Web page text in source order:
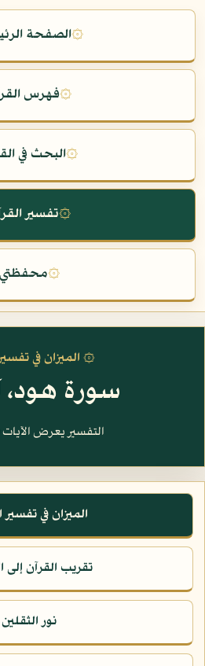
۞الصفحة
۞فهرس
۞البحث في
۞تفسير
۞محفظتي
۞ الميزان في
سورة هود،
التفسير يعرض الآيات ٢٥ إلى ٣٥
الميزان في تفسير
تقريب القرآن إلى
نور الثقلين